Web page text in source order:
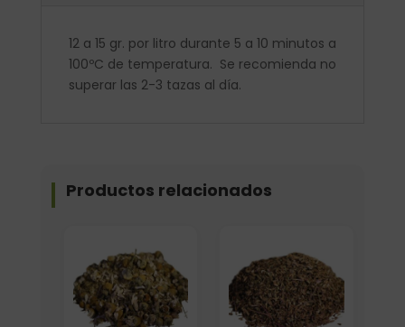
12 a 15 gr. por litro durante 5 a 10 minutos a
100ºC de temperatura. Se recomienda no
superar las 2-3 tazas al día.
Productos relacionados
Elige: Peso/formato